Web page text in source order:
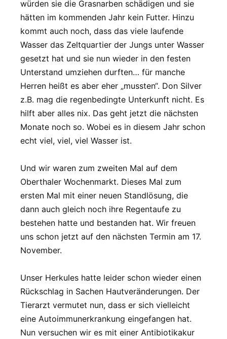
würden sie die Grasnarben schädigen und sie
hätten im kommenden Jahr kein Futter. Hinzu
kommt auch noch, dass das viele laufende
Wasser das Zeltquartier der Jungs unter Wasser
gesetzt hat und sie nun wieder in den festen
Unterstand umziehen durften… für manche
Herren heißt es aber eher „mussten“. Don Silver
z.B. mag die regenbedingte Unterkunft nicht. Es
hilft aber alles nix. Das geht jetzt die nächsten
Monate noch so. Wobei es in diesem Jahr schon
echt viel, viel, viel Wasser ist.
Und wir waren zum zweiten Mal auf dem
Oberthaler Wochenmarkt. Dieses Mal zum
ersten Mal mit einer neuen Standlösung, die
dann auch gleich noch ihre Regentaufe zu
bestehen hatte und bestanden hat. Wir freuen
uns schon jetzt auf den nächsten Termin am 17.
November.
Unser Herkules hatte leider schon wieder einen
Rückschlag in Sachen Hautveränderungen. Der
Tierarzt vermutet nun, dass er sich vielleicht
eine Autoimmunerkrankung eingefangen hat.
Nun versuchen wir es mit einer Antibiotikakur